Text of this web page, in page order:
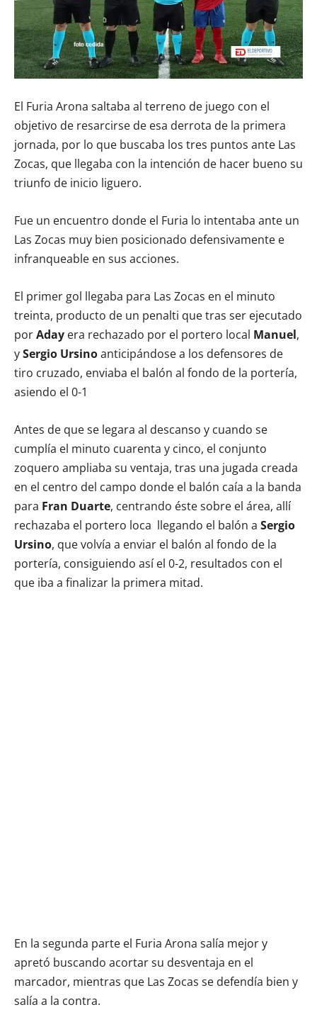
El Furia Arona saltaba al terreno de juego con el
objetivo de resarcirse de esa derrota de la primera
jornada, por lo que buscaba los tres puntos ante Las
Zocas, que llegaba con la intención de hacer bueno su
triunfo de inicio liguero.
Fue un encuentro donde el Furia lo intentaba ante un
Las Zocas muy bien posicionado defensivamente e
infranqueable en sus acciones.
El primer gol llegaba para Las Zocas en el minuto
treinta, producto de un penalti que tras ser ejecutado
porAday era rechazado por el portero local Manuel,
ySergio Ursinoanticipándose a los defensores de
tiro cruzado, enviaba el balón al fondo de la portería,
asiendo el 0-1
Antes de que se legara al descanso y cuando se
cumplía el minuto cuarenta y cinco, el conjunto
zoquero ampliaba su ventaja, tras una jugada creada
en el centro del campo donde el balón caía a la banda
para Fran Duarte, centrando éste sobre el área, allí
rechazaba el portero loca llegando el balón a Sergio
Ursino, que volvía a enviar el balón al fondo de la
portería, consiguiendo así el 0-2, resultados con el
que iba a finalizar la primera mitad.
En la segunda parte el Furia Arona salía mejor y
apretó buscando acortar su desventaja en el
marcador, mientras que Las Zocas se defendía bien y
salía a la contra.